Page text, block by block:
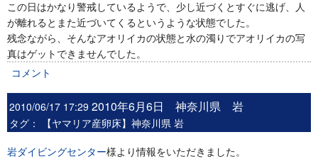
この日はかなり警戒しているようで、少し近づくとすぐに逃げ、人
が離れるとまた近づいてくるというような状態でした。
残念ながら、そんなアオリイカの状態と水の濁りでアオリイカの写
真はゲットできませんでした。
コメント
2010/06/17 17:29 2010年6月6日 神奈川県 岩
タグ：
【ヤマリア産卵床】神奈川県 岩
岩ダイビングセンター様より情報をいただきました。